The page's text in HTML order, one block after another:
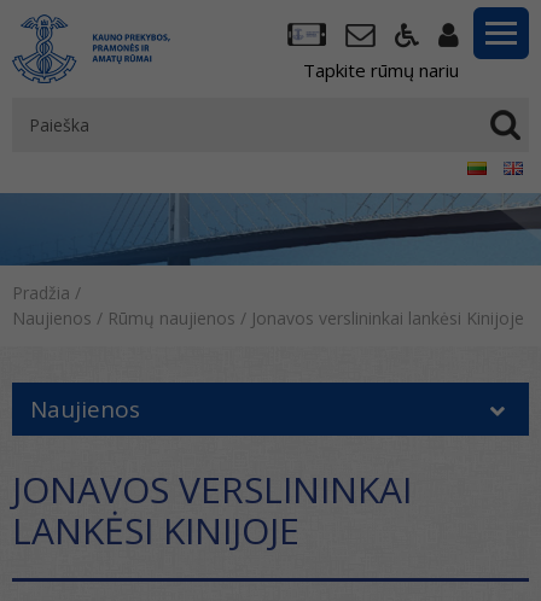
Tapkite rūmų nariu
Pradžia /
Naujienos / Rūmų naujienos / Jonavos verslininkai lankėsi Kinijoje
Naujienos
JONAVOS VERSLININKAI
LANKĖSI KINIJOJE